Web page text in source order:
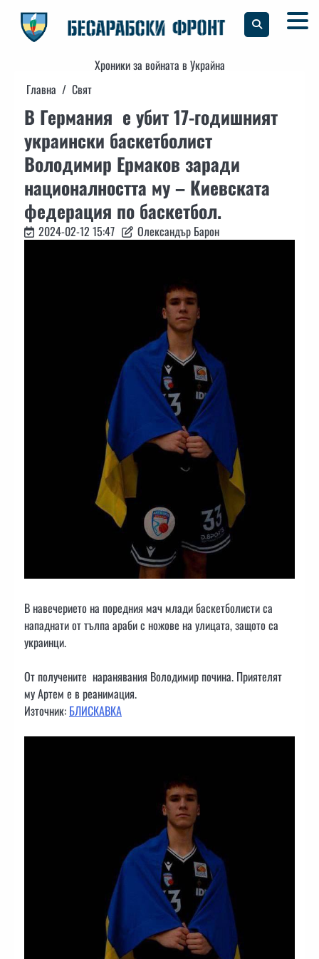
content
Хроники за войната в Украйна
Главна
Свят
В Германия е убит 17-годишният
украински баскетболист
Володимир Ермаков заради
националността му – Киевската
федерация по баскетбол.
2024-02-12 15:47 Олександър Барон
В навечерието на поредния мач млади баскетболисти са
нападнати от тълпа араби с ножове на улицата, защото са
украинци.
От получените наранявания Володимир почина. Приятелят
му Артем е в реанимация.
Източник: БЛИСКАВКА